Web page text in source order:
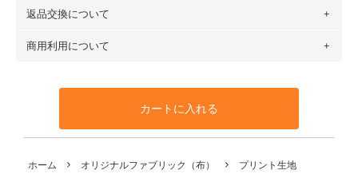
※カットを希望の方は備考欄に「50cmずつカット希望」など
ットン（ダブルガーゼ）・100％コットン（ローン）・コッ
トンリネン（ビエラ織）・100％コットン（ツイル）・
100％コットン（キャンバス・11号帆布）です。
生地見本サンプル（無料）を購入する
・ネコポスでの配送は、布は2mまで型紙は2個までとなりま
も送料の表示が600円となり宅急便での配送となります。
となります。
※万が一、検品時に不備が見つかった場合は、4～5営業日後
※土日祝は営業日に含まれません。
※配送日のご指定は承れません。出来上がり次第、順次発送
返品交換について
・布はご注文後に注文数量のみをプリントするため、
購入後
や用尺をお間違えのないようお願いします。思っていた色味
と違う、などの理由での返品は承れません。予めご了承くだ
商用利用について
利用いただけます。「nunocoto fabric使用」といった記載
も不要です。（製品化した際に起こる全ての問題、クレーム
いませんのでご了承ください）
カートに入れる
ホーム オリジナルファブリック（布） プリント生地